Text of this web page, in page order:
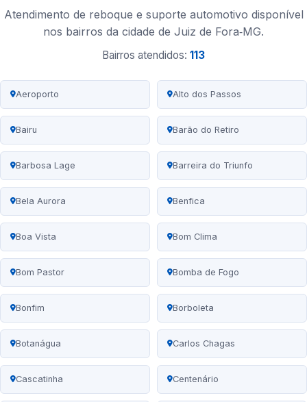
Atendimento de reboque e suporte automotivo disponível
nos bairros da cidade de Juiz de Fora‑MG.
Bairros atendidos: 113
Aeroporto Alto dos Passos
Bairu Barão do Retiro
Barbosa Lage Barreira do Triunfo
Bela Aurora Benfica
Boa Vista Bom Clima
Bom Pastor Bomba de Fogo
Bonfim Borboleta
Botanágua Carlos Chagas
Cascatinha Centenário